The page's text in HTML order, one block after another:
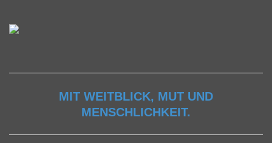
MIT WEITBLICK, MUT UND
MENSCHLICHKEIT.